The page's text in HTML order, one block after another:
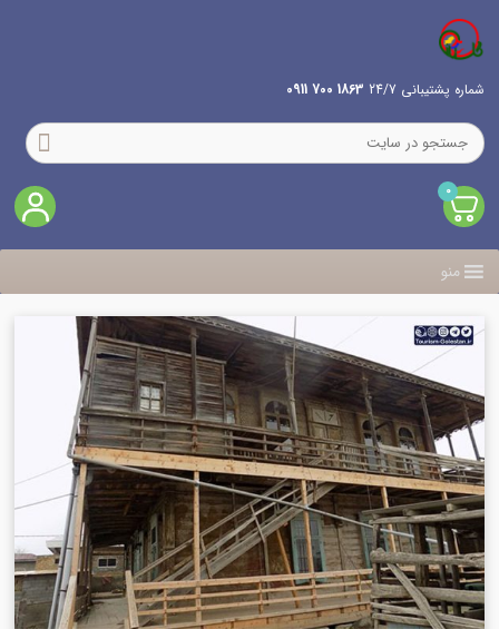
شماره پشتیبانی 24/7 1863 700 0911
0
منو